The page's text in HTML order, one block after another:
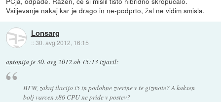
Vsiljevanje nakaj kar je drago in ne-podprto, žal ne vidim smisla.
Lonsarg
::30. avg 2012, 16:15
antonija je30. avg 2012 ob 15:13izjavil:
BTW, zakaj tlacijo i5 in podobne zverine v te gizmote? A kaksen
bolj varcen x86 CPU ne pride v postev?